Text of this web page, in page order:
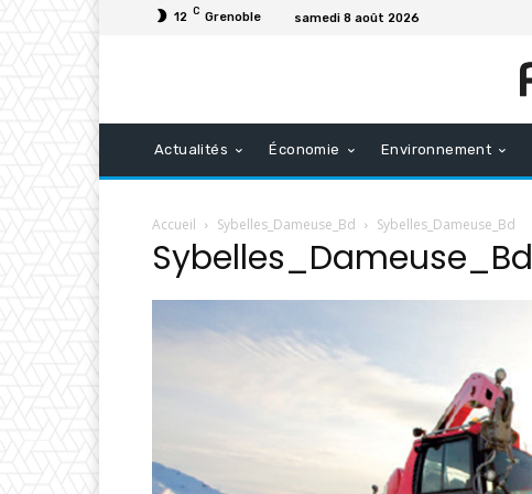
12 C Grenoble samedi 8 août 2026
Actualités Économie Environnement
Accueil Sybelles_Dameuse_Bd Sybelles_Dameuse_Bd
Sybelles_Dameuse_Bd